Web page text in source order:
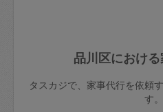
品川区におけ
タスカジで、家事代行を依頼
す。